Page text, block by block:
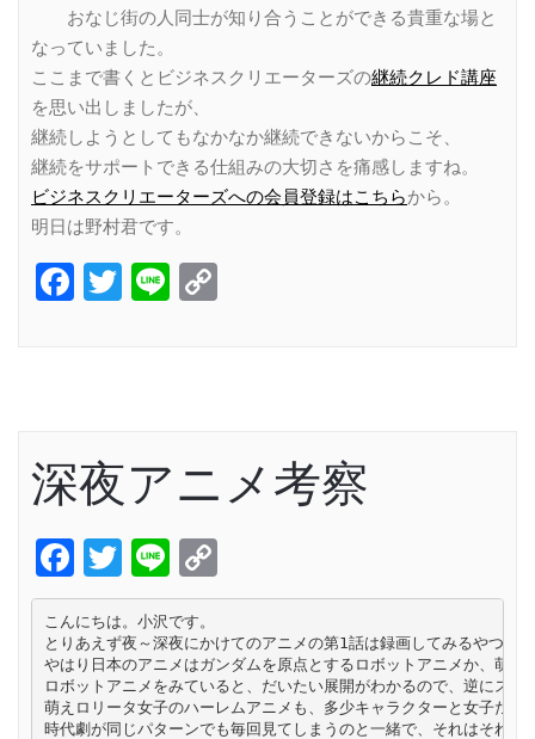
おなじ街の人同士が知り合うことができる貴重な場と
なっていました。
ここまで書くとビジネスクリエーターズの継続クレド講座
を思い出しましたが、
継続しようとしてもなかなか継続できないからこそ、
継続をサポートできる仕組みの大切さを痛感しますね。
ビジネスクリエーターズへの会員登録はこちらから。
明日は野村君です。
Facebook
Twitter
Line
深夜アニメ考察
Facebook
Twitter
Line
Link
こんにちは。小沢です。
とりあえず夜～深夜にかけてのアニメの第1話は録画してみるやつみ
やはり日本のアニメはガンダムを原点とするロボットアニメか、萌
ロボットアニメをみていると、だいたい展開がわかるので、逆にス
萌えロリータ女子のハーレムアニメも、多少キャラクターと女子た
時代劇が同じパターンでも毎回見てしまうのと一緒で、それはそれで